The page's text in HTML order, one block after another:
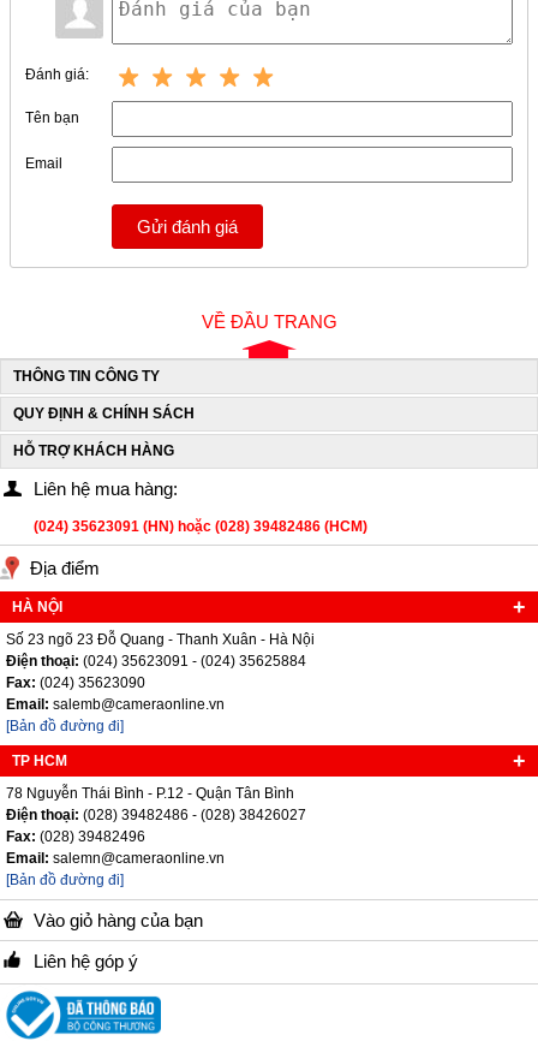
Đánh giá:
Tên bạn
Email
Gửi đánh giá
VỀ ĐẦU TRANG
THÔNG TIN CÔNG TY
QUY ĐỊNH & CHÍNH SÁCH
HỖ TRỢ KHÁCH HÀNG
Liên hệ mua hàng:
(024) 35623091 (HN) hoặc (028) 39482486 (HCM)
Địa điểm
HÀ NỘI
Số 23 ngõ 23 Đỗ Quang - Thanh Xuân - Hà Nội
Điện thoại: (024) 35623091 - (024) 35625884
Fax: (024) 35623090
Email: salemb@cameraonline.vn
[Bản đồ đường đi]
TP HCM
78 Nguyễn Thái Bình - P.12 - Quận Tân Bình
Điện thoại: (028) 39482486 - (028) 38426027
Fax: (028) 39482496
Email: salemn@cameraonline.vn
[Bản đồ đường đi]
Vào giỏ hàng của bạn
Liên hệ góp ý